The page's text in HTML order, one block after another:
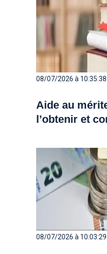
08/07/2026 à 10:35:38
Aide au
l’obtenir et
08/07/2026 à 10:03:29